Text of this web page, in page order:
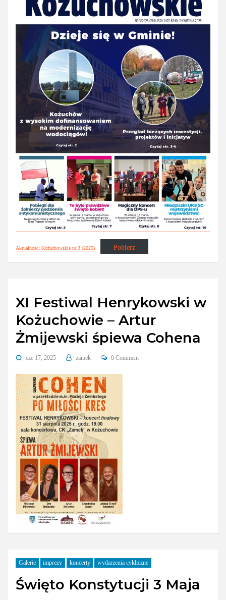
Aktualności Kożuchowskie nr 3 (2025) Pobierz
XI Festiwal Henrykowski w
Kożuchowie – Artur
Żmijewski śpiewa Cohena
cze 17, 2025 zamek 0 Comment
Galerie imprezy koncerty wydarzenia cykliczne
Święto Konstytucji 3 Maja